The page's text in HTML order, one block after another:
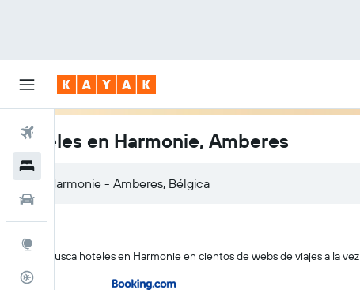
Vuelos
Hoteles en Harmonie, Amberes
KAYAK busca hoteles en Harmonie en cientos de webs de viajes a la vez